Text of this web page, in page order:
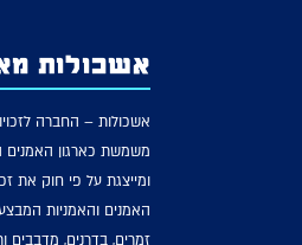
אשכולות מאז
אשכולות – החברה
משמשת כארגון האמנים
ומייצגת על פי חוק את
האמנים והאמניות
זמרים, בדרנים, מדבבים